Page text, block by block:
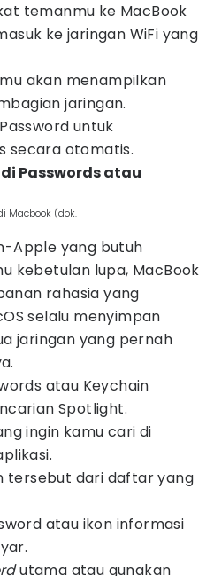
temanmu ke MacBook
ke jaringan WiFi yang
akan menampilkan
jaringan.
untuk
secara otomatis.
Passwords atau
Macbook (dok.
Apple yang butuh
kebetulan lupa, MacBook
rahasia yang
selalu menyimpan
jaringan yang pernah
atau Keychain
Spotlight.
ingin kamu cari di
tersebut dari daftar yang
atau ikon informasi
utama atau gunakan